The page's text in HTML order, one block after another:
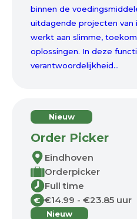
binnen de
uitdagende projecten
werkt aan slimme,
oplossingen. In deze
verantwoordelijkheid...
Nieuw
Order Picker
Eindhoven
Orderpicker
Full time
€ €14.99 - €23.85 uur
Nieuw